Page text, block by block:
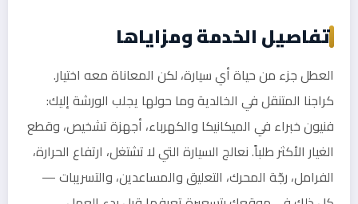
تفاصيل الخدمة ومزاياها
العطل جزء من حياة أي سيارة، لكن المعاناة معه اختيار.
كراجنا المتنقل في الخالدية وما حولها يجلب الورشة إليك:
فنيون خبراء في الميكانيكا والكهرباء، أجهزة تشخيص، وقطع
الغيار الأكثر طلباً. نعالج السيارة التي لا تشتغل، ارتفاع الحرارة،
الفرامل، رجّة المحرك، التعليق والمساعدين، والتسريبات —